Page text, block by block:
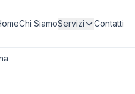
Chi SiamoServizi Contatti